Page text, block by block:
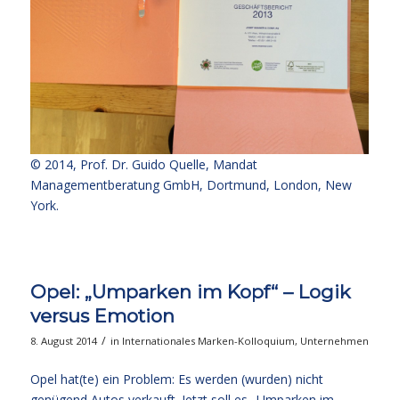
© 2014, Prof. Dr. Guido Quelle, Mandat
Managementberatung GmbH, Dortmund, London, New
York.
Opel: „Umparken im Kopf“ – Logik
versus Emotion
8. August 2014 / in Internationales Marken-Kolloquium, Unternehmen
Opel hat(te) ein Problem: Es werden (wurden) nicht